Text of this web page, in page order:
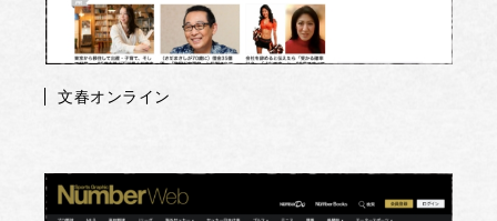
文春オンライン